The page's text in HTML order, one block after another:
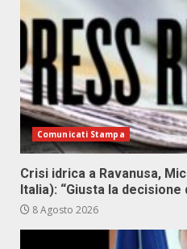
Comunicati Stampa
Crisi idrica a Ravanusa,
Italia): “Giusta la
8 Agosto 2026